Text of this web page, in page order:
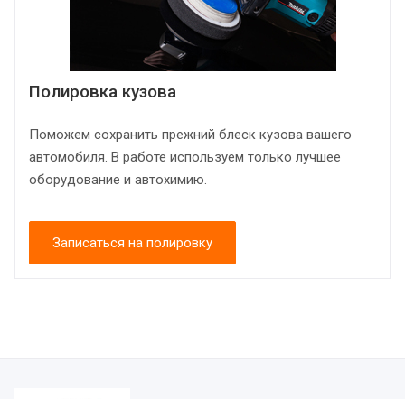
Полировка кузова
Поможем сохранить прежний блеск кузова вашего
автомобиля. В работе используем только лучшее
оборудование и автохимию.
Записаться на полировку